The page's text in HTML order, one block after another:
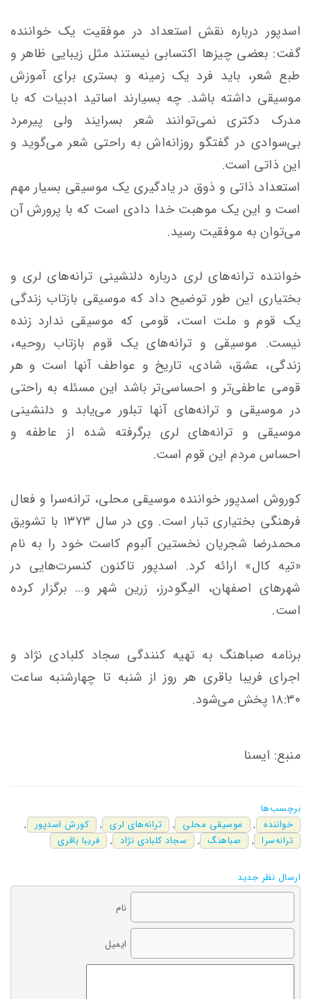
اسدپور درباره نقش استعداد در موفقیت یک خواننده
گفت: بعضی چیزها اکتسابی نیستند مثل زیبایی ظاهر و
طبع شعر، باید فرد یک زمینه و بستری برای آموزش
موسیقی داشته باشد. چه بسیارند اساتید ادبیات که با
مدرک دکتری نمی‌توانند شعر بسرایند ولی پیرمرد
بی‌سوادی در گفتگو روزانه‌اش به راحتی شعر می‌گوید و
این ذاتی است.
استعداد ذاتی و ذوق در یادگیری یک موسیقی بسیار مهم
است و این یک موهبت خدا دادی است که با پرورش آن
می‌توان به موفقیت رسید.
خواننده ترانه‌های لری درباره دلنشینی ترانه‌های لری و
بختیاری این طور توضیح داد که موسیقی بازتاب زندگی
یک قوم و ملت است، قومی که موسیقی ندارد زنده
نیست. موسیقی و ترانه‌های یک قوم بازتاب روحیه،
زندگی، عشق، شادی، تاریخ و عواطف آنها است و هر
قومی عاطفی‌تر و احساسی‌تر باشد این مسئله به راحتی
در موسیقی و ترانه‌های آنها تبلور می‌یابد و دلنشینی
موسیقی و ترانه‌های لری برگرفته شده از عاطفه و
احساس مردم این قوم است.
کوروش اسدپور خواننده موسیقی محلی، ترانه‌سرا و فعال
فرهنگی بختیاری تبار است. وی در سال ۱۳۷۳ با تشویق
محمدرضا شجریان نخستین آلبوم کاست خود را به نام
«تیه کال» ارائه کرد. اسدپور تاکنون کنسرت‌هایی در
شهرهای اصفهان، الیگودرز، زرین شهر و… برگزار کرده‌
است.
برنامه صباهنگ به تهیه کنندگی سجاد کلبادی نژاد و
اجرای فریبا باقری هر روز از شنبه تا چهارشنبه ساعت
۱۸:۳۰ پخش می‌شود.
منبع: ایسنا
برچسب‌ها
خواننده
, موسیقی محلی , ترانه‌های لری , کورش اسدپور
,
ترانه‌سرا , صباهنگ , سجاد کلبادی نژاد , فریبا باقری
ارسال نظر جدید
نام
ایمیل